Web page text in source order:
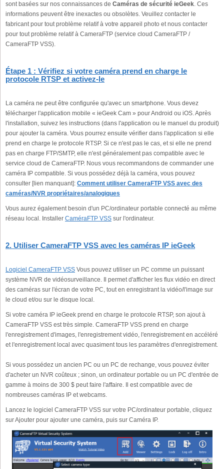
sont basées sur nos connaissances de Caméras de sécurité ieGeek. Ces
informations peuvent être inexactes ou obsolètes. Veuillez contacter le
fabricant pour tout problème relatif à votre appareil photo et nous contacter
pour tout problème relatif à CameraFTP (service cloud CameraFTP /
CameraFTP VSS).
Étape 1 : Vérifiez si votre caméra prend en charge le
protocole RTSP et activez-le
La caméra ne peut être configurée qu'avec un smartphone. Vous devez
télécharger l'application mobile « ieGeek Cam » pour Android ou iOS. Après
l'installation, suivez les instructions (dans l'application ou le manuel du produit)
pour ajouter la caméra. Vous pourrez ensuite vérifier dans l'application si elle
prend en charge le protocole RTSP. Si ce n'est pas le cas, et si elle ne prend
pas en charge FTP/SMTP, elle n'est généralement pas compatible avec le
service cloud de CameraFTP. Nous vous recommandons de commander une
caméra IP compatible. Si vous possédez déjà la caméra, vous pouvez
consulter [lien manquant]: Comment utiliser CameraFTP VSS avec des
caméras/NVR propriétaires/analogiques
Vous aurez également besoin d'un PC/ordinateur portable connecté au même
réseau local. Installer CaméraFTP VSS sur l'ordinateur.
2. Utiliser CameraFTP VSS avec les caméras IP ieGeek
Logiciel CameraFTP VSS Vous pouvez utiliser un PC comme un puissant
système NVR de vidéosurveillance. Il permet d'afficher les flux vidéo en direct
des caméras sur l'écran de votre PC, tout en enregistrant la vidéo/l'image sur
le cloud et/ou sur le disque local.
Si votre caméra IP ieGeek prend en charge le protocole RTSP, son ajout à
CameraFTP VSS est très simple. CameraFTP VSS prend en charge
l'enregistrement d'images, l'enregistrement vidéo, l'enregistrement en accéléré
et l'enregistrement local avec quasiment tous les paramètres d'enregistrement.
Si vous possédez un ancien PC ou un PC de rechange, vous pouvez éviter
d'acheter un NVR coûteux ; sinon, un ordinateur portable ou un PC d'entrée de
gamme à moins de 300 $ peut faire l'affaire. Il est compatible avec de
nombreuses caméras IP et webcams.
Lancez le logiciel CameraFTP VSS sur votre PC/ordinateur portable, cliquez
sur Ajouter pour ajouter une caméra, puis sur Caméra IP.